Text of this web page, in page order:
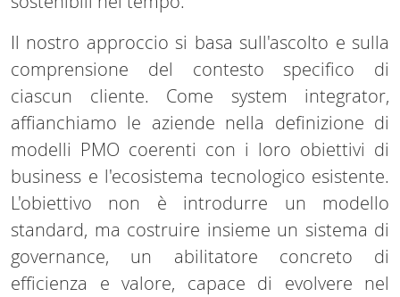
Il nostro approccio si basa sull'ascolto e sulla
comprensione del contesto specifico di
ciascun cliente. Come system integrator,
affianchiamo le aziende nella definizione di
modelli PMO coerenti con i loro obiettivi di
business e l'ecosistema tecnologico esistente.
L'obiettivo non è introdurre un modello
standard, ma costruire insieme un sistema di
governance, un abilitatore concreto di
efficienza e valore, capace di evolvere nel